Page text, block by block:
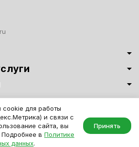
ИМАТО
Политика обработки персональных
данных
Торговой И Офисной Мебели. ООО "ИМАТО",
771701001, ОГРН 1047796163799
для работы
и связи с
сайта, вы
в Политике
данных.
Принять